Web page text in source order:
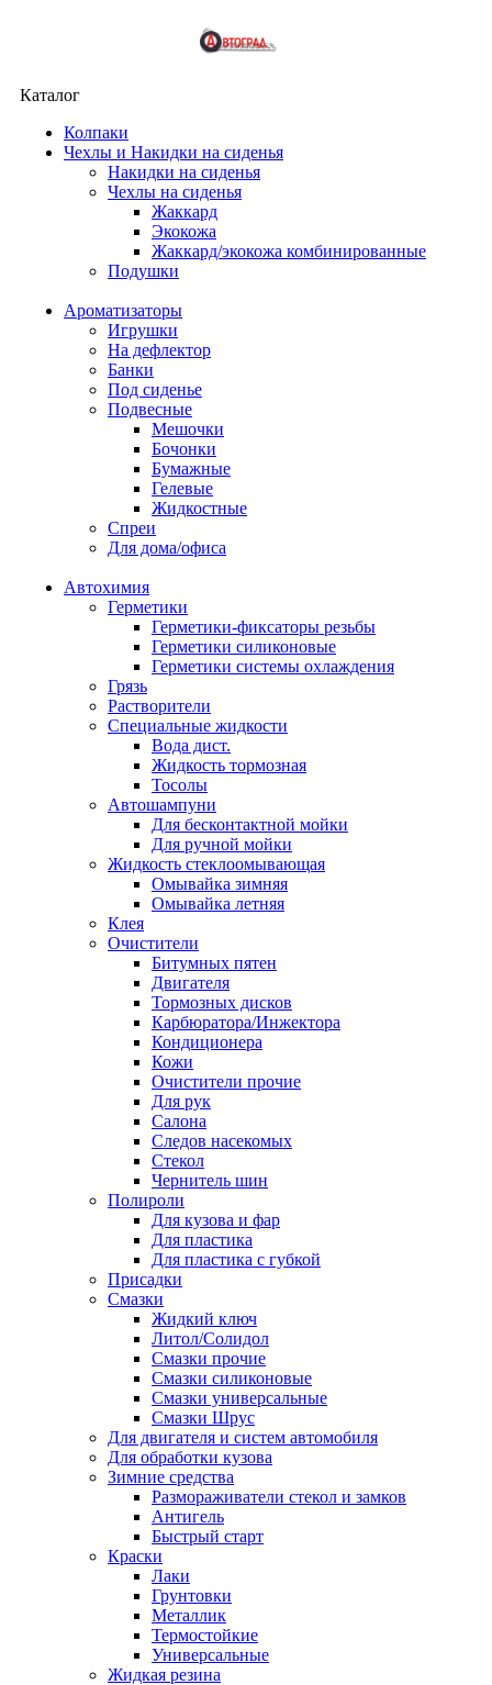
Каталог
Колпаки
Чехлы и Накидки на сиденья
Накидки на сиденья
Чехлы на сиденья
Жаккард
Экокожа
Жаккард/экокожа комбинированные
Подушки
Ароматизаторы
Игрушки
На дефлектор
Банки
Под сиденье
Подвесные
Мешочки
Бочонки
Бумажные
Гелевые
Жидкостные
Спреи
Для дома/офиса
Автохимия
Герметики
Герметики-фиксаторы резьбы
Герметики силиконовые
Герметики системы охлаждения
Грязь
Растворители
Специальные жидкости
Вода дист.
Жидкость тормозная
Тосолы
Автошампуни
Для бесконтактной мойки
Для ручной мойки
Жидкость стеклоомывающая
Омывайка зимняя
Омывайка летняя
Клея
Очистители
Битумных пятен
Двигателя
Тормозных дисков
Карбюратора/Инжектора
Кондиционера
Кожи
Очистители прочие
Для рук
Салона
Следов насекомых
Стекол
Чернитель шин
Полироли
Для кузова и фар
Для пластика
Для пластика с губкой
Присадки
Смазки
Жидкий ключ
Литол/Солидол
Смазки прочие
Смазки силиконовые
Смазки универсальные
Смазки Шрус
Для двигателя и систем автомобиля
Для обработки кузова
Зимние средства
Размораживатели стекол и замков
Антигель
Быстрый старт
Краски
Лаки
Грунтовки
Металлик
Термостойкие
Универсальные
Жидкая резина